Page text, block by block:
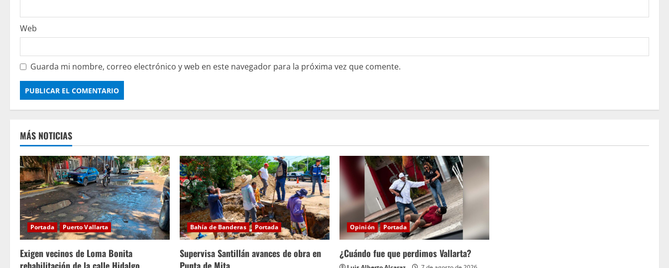
Web
Guarda mi nombre, correo electrónico y web en este navegador para la próxima vez que comente.
MÁS NOTICIAS
Portada Puerto Vallarta
Exigen vecinos de Loma Bonita
Bahía de Banderas Portada
Supervisa Santillán avances de obra en
Opinión Portada
¿Cuándo fue que perdimos Vallarta?